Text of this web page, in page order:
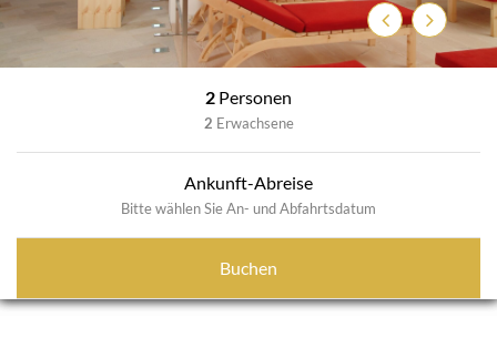
ZurückWeiter
2 Personen
2 Erwachsene
Ankunft-Abreise
Bitte wählen Sie An- und Abfahrtsdatum
Buchen